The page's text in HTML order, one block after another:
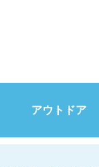
アウトドア